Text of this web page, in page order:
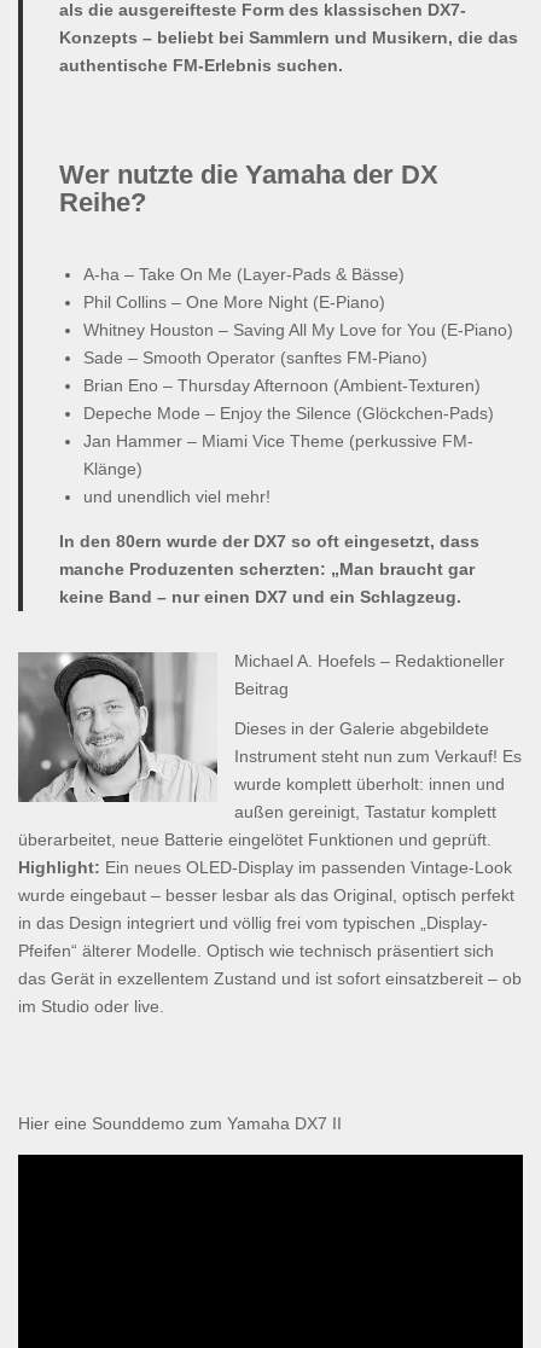
als die ausgereifteste Form des klassischen DX7-
Konzepts – beliebt bei Sammlern und Musikern, die das
authentische FM-Erlebnis suchen.
Wer nutzte die Yamaha der DX
Reihe?
A-ha – Take On Me (Layer-Pads & Bässe)
Phil Collins – One More Night (E-Piano)
Whitney Houston – Saving All My Love for You (E-Piano)
Sade – Smooth Operator (sanftes FM-Piano)
Brian Eno – Thursday Afternoon (Ambient-Texturen)
Depeche Mode – Enjoy the Silence (Glöckchen-Pads)
Jan Hammer – Miami Vice Theme (perkussive FM-
Klänge)
und unendlich viel mehr!
In den 80ern wurde der DX7 so oft eingesetzt, dass
manche Produzenten scherzten: „Man braucht gar
keine Band – nur einen DX7 und ein Schlagzeug.
Michael A. Hoefels – Redaktioneller
Beitrag
Dieses in der Galerie abgebildete
Instrument steht nun zum Verkauf! Es
wurde komplett überholt: innen und
außen gereinigt, Tastatur komplett
überarbeitet, neue Batterie eingelötet Funktionen und geprüft.
Highlight: Ein neues OLED-Display im passenden Vintage-Look
wurde eingebaut – besser lesbar als das Original, optisch perfekt
in das Design integriert und völlig frei vom typischen „Display-
Pfeifen“ älterer Modelle. Optisch wie technisch präsentiert sich
das Gerät in exzellentem Zustand und ist sofort einsatzbereit – ob
im Studio oder live.
Hier eine Sounddemo zum Yamaha DX7 II